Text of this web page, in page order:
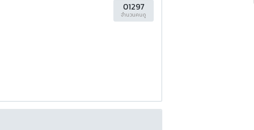
01297
จำนวนคนดู